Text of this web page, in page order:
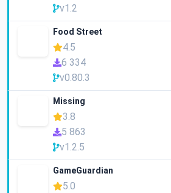
v1.2
Food Street
4.5
6 334
v0.80.3
Missing
3.8
5 863
v1.2.5
GameGuardian
5.0